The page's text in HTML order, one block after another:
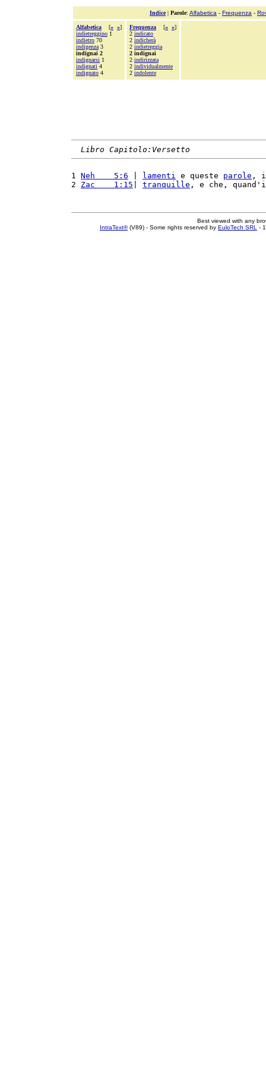
Indice| Parole: Alfabetica - Frequenza -
Alfabetica [« »]
indietreggino 1
indietro 70
indigenza 3
indignai 2
indignarsi 1
indignati 4
indignato 4
Frequenza [« »]
2 indicato
2 indicherà
2 indietreggia
2 indignai
2 indirizzata
2 individualmente
2 indolente
Libro Capitolo:Versetto
1 Neh    5:6 lamenti e queste parole ,
2 Zac    1:15 tranquille , e che,
Best viewed with any
IntraText®(V89) - Some rights reserved by EuloTech SRL -